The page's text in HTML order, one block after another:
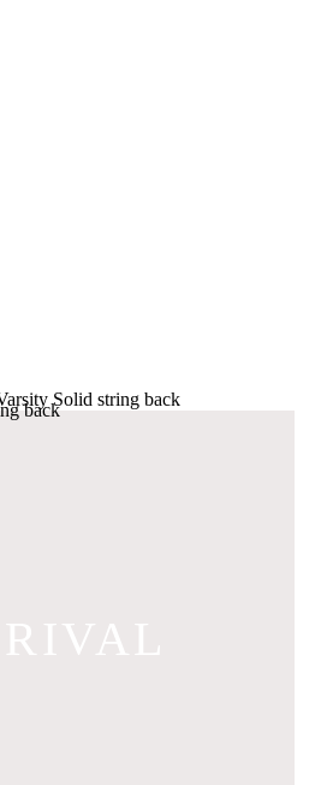
Solid string back
back